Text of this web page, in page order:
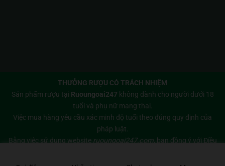
THƯỞNG RƯỢU CÓ TRÁCH NHIỆM
Sản phẩm rượu tại Ruoungoai247 không dành cho người dưới 18
tuổi và phụ nữ mang thai.
Việc mua hàng yêu cầu xác minh độ tuổi theo đúng quy định của
pháp luật.
Bằng việc sử dụng website ruoungoai247.com, bạn đồng ý với Điều
Copyright 2026 © Bản quyền thuộc về
Rượu Ngoại 247